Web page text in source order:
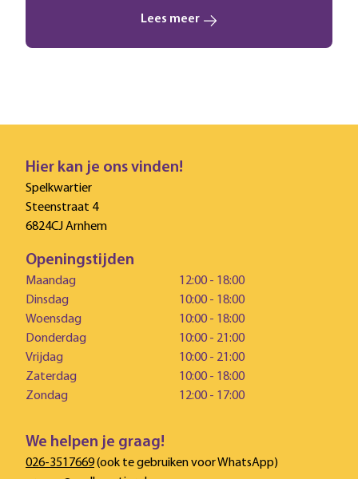
Lees meer
Hier kan je ons vinden!
Spelkwartier
Steenstraat 4
6824CJ Arnhem
Openingstijden
Maandag
12:00 - 18:00
Dinsdag
10:00 - 18:00
Woensdag
10:00 - 18:00
Donderdag
10:00 - 21:00
Vrijdag
10:00 - 21:00
Zaterdag
10:00 - 18:00
Zondag
12:00 - 17:00
We helpen je graag!
026-3517669(ook te gebruiken voor WhatsApp)